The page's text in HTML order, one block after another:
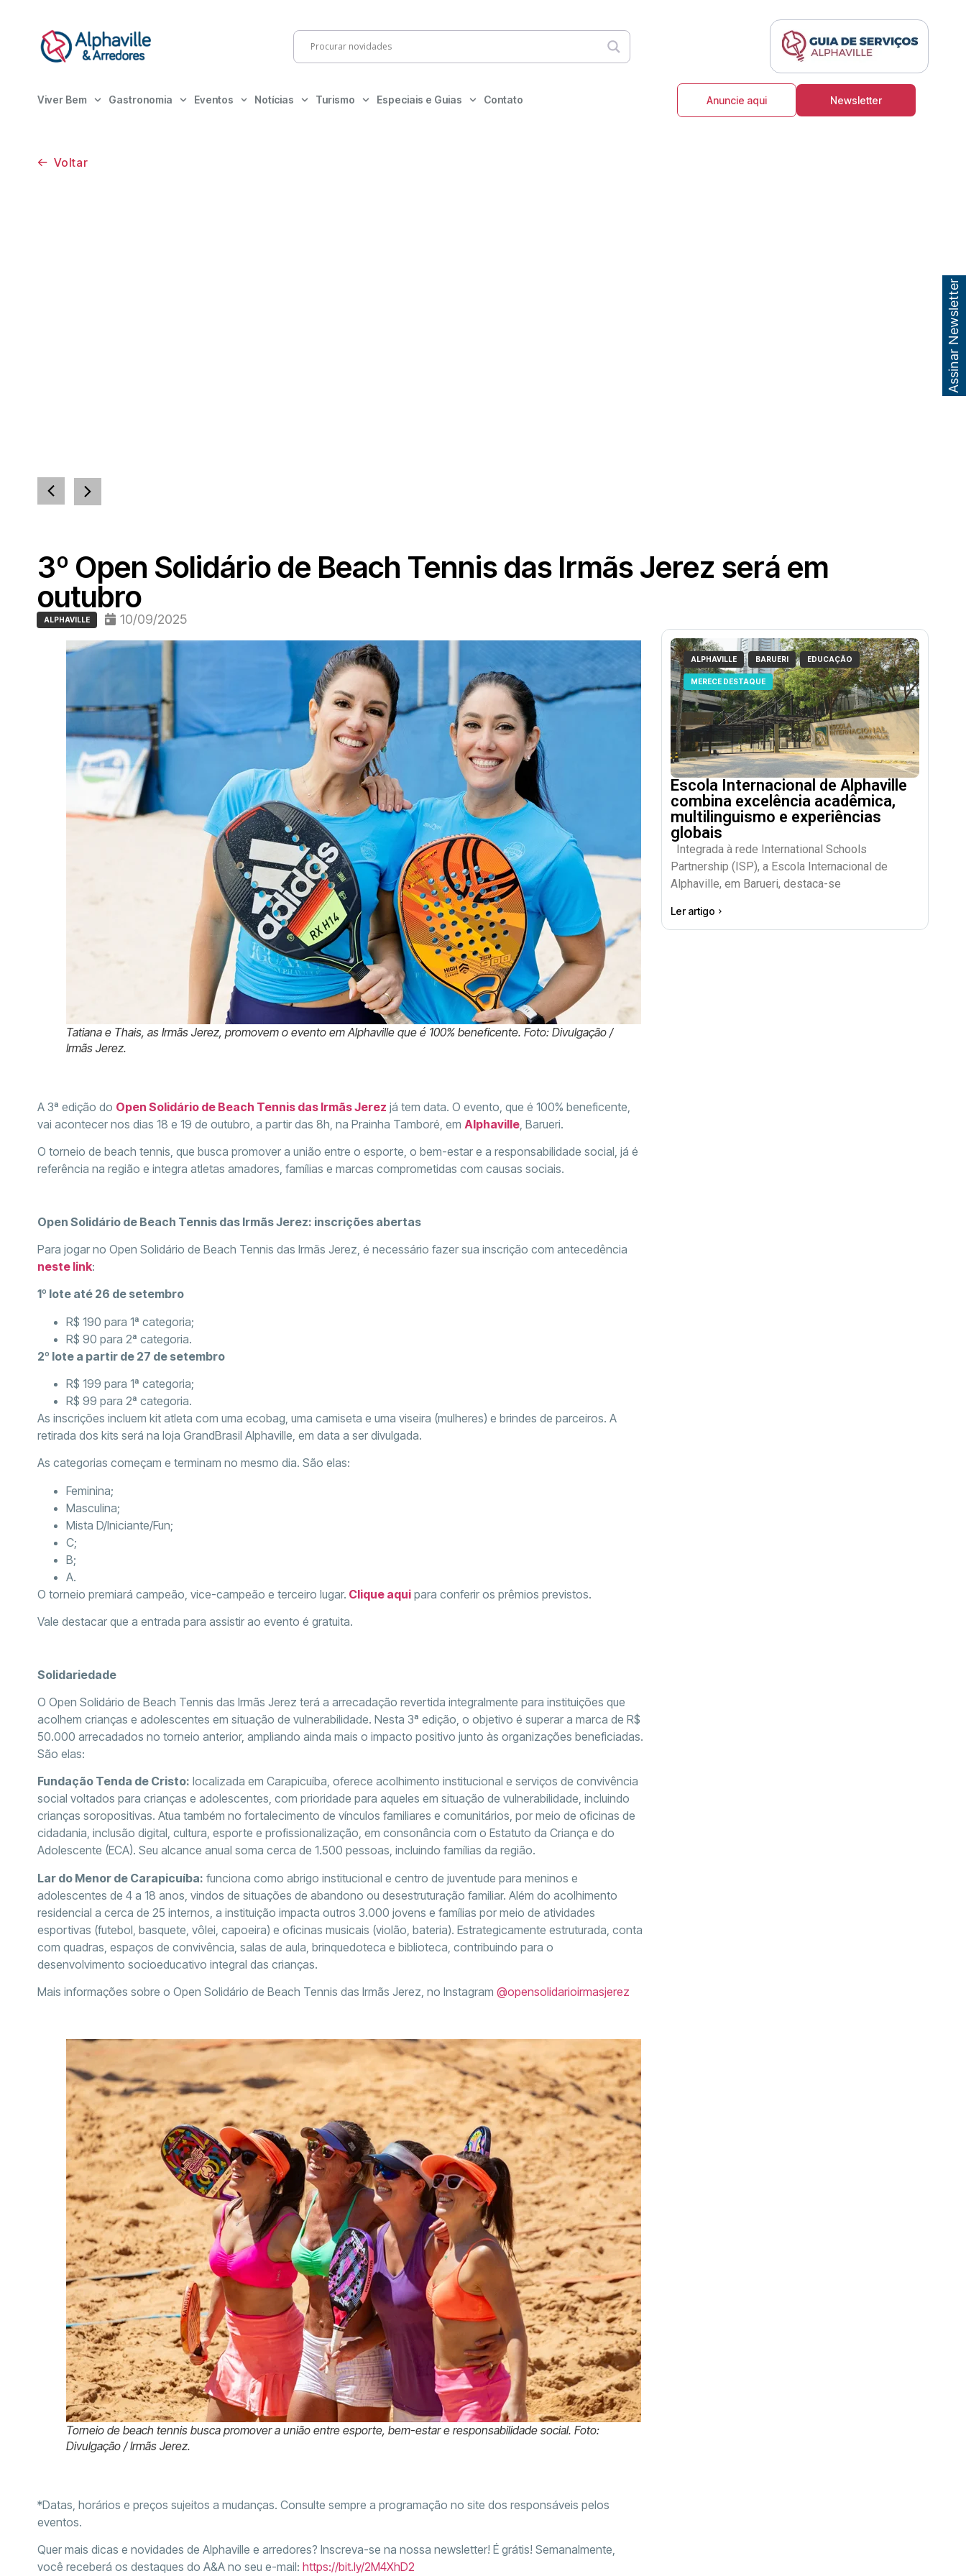
Viver Bem Gastronomia Eventos Notícias Turismo Especiais e Guias Contato Anuncie aqui Newsletter
Voltar
3º Open Solidário de Beach Tennis das Irmãs Jerez será em
outubro
ALPHAVILLE 10/09/2025
Tatiana e Thais, as Irmãs Jerez, promovem o evento em Alphaville que é 100% beneficente. Foto: Divulgação /
Irmãs Jerez.
A 3ª edição do Open Solidário de Beach Tennis das Irmãs Jerez já tem data. O evento, que é 100% beneficente,
vai acontecer nos dias 18 e 19 de outubro, a partir das 8h, na Prainha Tamboré, em Alphaville , Barueri.
O torneio de beach tennis, que busca promover a união entre o esporte, o bem-estar e a responsabilidade social, já é
referência na região e integra atletas amadores, famílias e marcas comprometidas com causas sociais.
Open Solidário de Beach Tennis das Irmãs Jerez: inscrições abertas
Para jogar no Open Solidário de Beach Tennis das Irmãs Jerez, é necessário fazer sua inscrição com antecedência
neste link:
1º lote até 26 de setembro
R$ 190 para 1ª categoria;
R$ 90 para 2ª categoria.
2º lote a partir de 27 de setembro
R$ 199 para 1ª categoria;
R$ 99 para 2ª categoria.
As inscrições incluem kit atleta com uma ecobag, uma camiseta e uma viseira (mulheres) e brindes de parceiros. A
retirada dos kits será na loja GrandBrasil Alphaville, em data a ser divulgada.
As categorias começam e terminam no mesmo dia. São elas:
Feminina;
Masculina;
Mista D/Iniciante/Fun;
C;
B;
A.
O torneio premiará campeão, vice-campeão e terceiro lugar. Clique aqui para conferir os prêmios previstos.
Vale destacar que a entrada para assistir ao evento é gratuita.
Solidariedade
O Open Solidário de Beach Tennis das Irmãs Jerez terá a arrecadação revertida integralmente para instituições que
acolhem crianças e adolescentes em situação de vulnerabilidade. Nesta 3ª edição, o objetivo é superar a marca de R$
50.000 arrecadados no torneio anterior, ampliando ainda mais o impacto positivo junto às organizações beneficiadas.
São elas:
Fundação Tenda de Cristo: localizada em Carapicuíba, oferece acolhimento institucional e serviços de convivência
social voltados para crianças e adolescentes, com prioridade para aqueles em situação de vulnerabilidade, incluindo
crianças soropositivas. Atua também no fortalecimento de vínculos familiares e comunitários, por meio de oficinas de
cidadania, inclusão digital, cultura, esporte e profissionalização, em consonância com o Estatuto da Criança e do
Adolescente (ECA). Seu alcance anual soma cerca de 1.500 pessoas, incluindo famílias da região.
Lar do Menor de Carapicuíba: funciona como abrigo institucional e centro de juventude para meninos e
adolescentes de 4 a 18 anos, vindos de situações de abandono ou desestruturação familiar. Além do acolhimento
residencial a cerca de 25 internos, a instituição impacta outros 3.000 jovens e famílias por meio de atividades
esportivas (futebol, basquete, vôlei, capoeira) e oficinas musicais (violão, bateria). Estrategicamente estruturada, conta
com quadras, espaços de convivência, salas de aula, brinquedoteca e biblioteca, contribuindo para o
desenvolvimento socioeducativo integral das crianças.
Mais informações sobre o Open Solidário de Beach Tennis das Irmãs Jerez, no Instagram @opensolidarioirmasjerez
Torneio de beach tennis busca promover a união entre esporte, bem-estar e responsabilidade social. Foto:
Divulgação / Irmãs Jerez.
*Datas, horários e preços sujeitos a mudanças. Consulte sempre a programação no site dos responsáveis pelos
eventos.
Quer mais dicas e novidades de Alphaville e arredores? Inscreva-se na nossa newsletter! É grátis! Semanalmente,
você receberá os destaques do A&A no seu e-mail: https://bit.ly/2M4XhD2
ALPHAVILLE BARUERI EDUCAÇÃO
MERECE DESTAQUE
Escola Internacional de Alphaville
combina excelência acadêmica,
multilinguismo e experiências
globais
Integrada à rede International Schools
Partnership (ISP), a Escola Internacional de
Alphaville, em Barueri, destaca-se
Ler artigo
Assinar Newsletter